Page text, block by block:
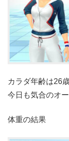
カラダ年齢は26歳
今日も気合のオ
体重の結果